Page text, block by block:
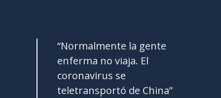
“Normalmente la gente
enferma no viaja. El
coronavirus se
teletransportó de China”